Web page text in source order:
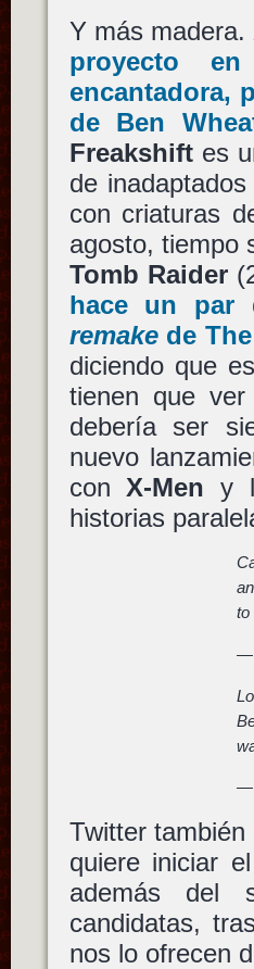
Y más madera.
proyecto
encantadora,
de Ben
Freakshiftes
de
con criaturas
agosto, tiempo
Tomb Raider
hace un
remakede
diciendo que
tienen que
debería ser
nuevo
con X-Men y
historias
to
—
—
Twitter
quiere iniciar
además del
candidatas,
nos lo ofrecen